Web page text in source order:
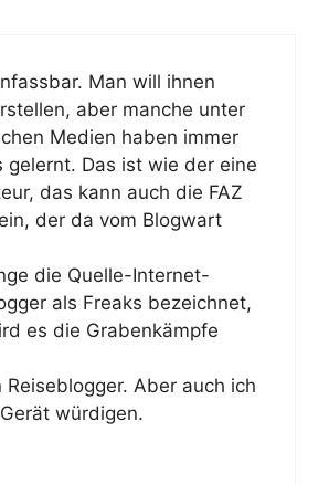
Man will ihnen
aber manche unter
Medien haben immer
gelernt. Das ist wie der eine
das kann auch die FAZ
der da vom Blogwart
die Quelle-Internet-
als Freaks bezeichnet,
es die Grabenkämpfe
Reiseblogger. Aber auch ich
würdigen.